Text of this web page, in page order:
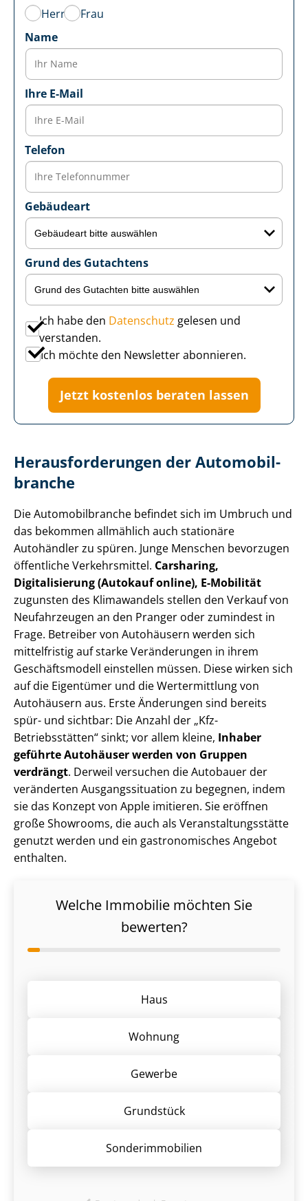
Herr
Frau
Name
Ihre E-Mail
Telefon
Gebäudeart
Grund des Gutachtens
Ich habe den Datenschutz gelesen und
verstanden.
Ich möchte den Newsletter abonnieren.
Jetzt kostenlos beraten lassen
Her­aus­for­de­run­gen der Au­to­mo­bil­
bran­che
Die Au­to­mo­bil­bran­che befindet sich im Umbruch und
das bekommen allmählich auch stationäre
Autohändler zu spüren. Junge Menschen bevorzugen
öffentliche Verkehrsmittel. Carsharing,
Digitalisierung (Autokauf online), E-Mobilität
zugunsten des Klimawandels stellen den Verkauf von
Neufahrzeugen an den Pranger oder zumindest in
Frage. Betreiber von Autohäusern werden sich
mittelfristig auf starke Veränderungen in ihrem
Geschäftsmodell einstellen müssen. Diese wirken sich
auf die Eigentümer und die Wertermittlung von
Autohäusern aus. Erste Änderungen sind bereits
spür- und sichtbar: Die Anzahl der „Kfz-
Betriebsstätten“ sinkt; vor allem kleine, Inhaber
geführte Autohäuser werden von Gruppen
verdrängt. Derweil versuchen die Autobauer der
veränderten Aus­gangs­si­tua­ti­on zu begegnen, indem
sie das Konzept von Apple imitieren. Sie eröffnen
große Showrooms, die auch als Ver­an­stal­tungs­stät­te
genutzt werden und ein gastronomisches Angebot
enthalten.
Welche Immobilie möchten Sie
bewerten?
Haus
Wohnung
Gewerbe
Grund­stück
Sonder­immobilien